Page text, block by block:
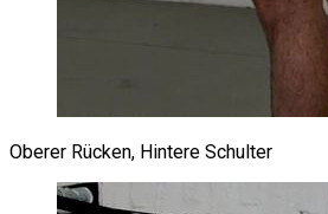
Oberer Rücken, Hintere Schulter